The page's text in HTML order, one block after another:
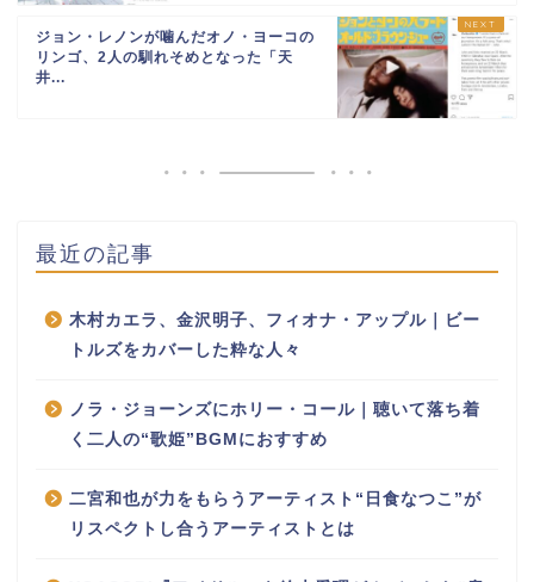
ジョン・レノンが噛んだオノ・ヨーコの
リンゴ、2人の馴れそめとなった「天
井...
最近の記事
木村カエラ、金沢明子、フィオナ・アップル｜ビー
トルズをカバーした粋な人々
ノラ・ジョーンズにホリー・コール｜聴いて落ち着
く二人の“歌姫”BGMにおすすめ
二宮和也が力をもらうアーティスト“日食なつこ”が
リスペクトし合うアーティストとは